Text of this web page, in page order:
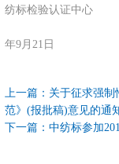
纺标检验认证中心
年9月21日
上一篇： 关于征求强制
范》(报批稿)意见的通
下一篇： 中纺标参加